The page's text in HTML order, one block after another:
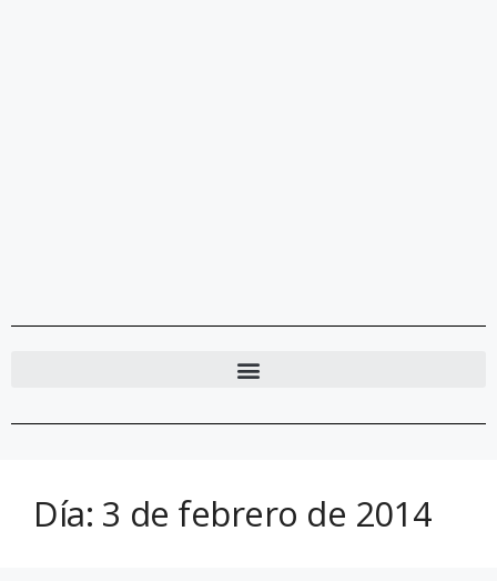
Día: 3 de febrero de 2014